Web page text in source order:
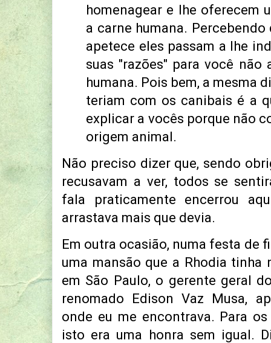
homenagear e lhe oferecem
a carne humana.
apetece eles passam a lhe
suas "razões" para você não
humana. Pois bem, a mesma
teriam com os canibais é a
explicar a vocês porque não
origem animal.
Não preciso dizer que, sendo
recusavam a ver, todos se
fala praticamente encerrou
arrastava mais que devia.
Em outra ocasião, numa festa de
uma mansão que a Rhodia tinha
em São Paulo, o gerente geral
renomado Edison Vaz Musa,
onde eu me encontrava. Para
isto era uma honra sem igual.